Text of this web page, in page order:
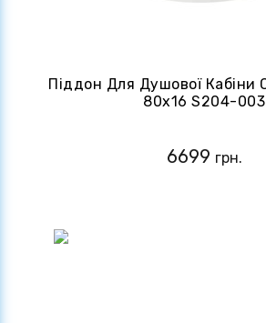
Піддон Для Душової Кабіни
80x16 S204-003
6699 грн.